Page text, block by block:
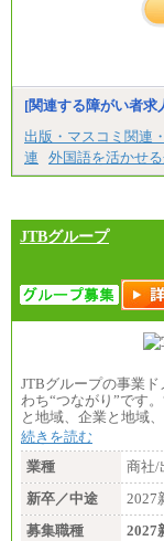
[関連する障がい者求
出版・マスコミ関連
連
外国語を活かせ
JTBグループ
JTBグループの事業
わち“つながり”です
と地域、企業と地域
続きを読む
業種
商社/
新卒／中途
2027
募集職種
2027